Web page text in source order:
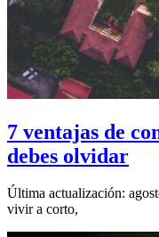
7 ventajas de
debes olvidar
Última actualización:
vivir a corto,